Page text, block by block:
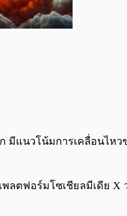
มีแนวโน้มการเคลื่อนไห
ลตฟอร์มโซเชียลมีเดีย X